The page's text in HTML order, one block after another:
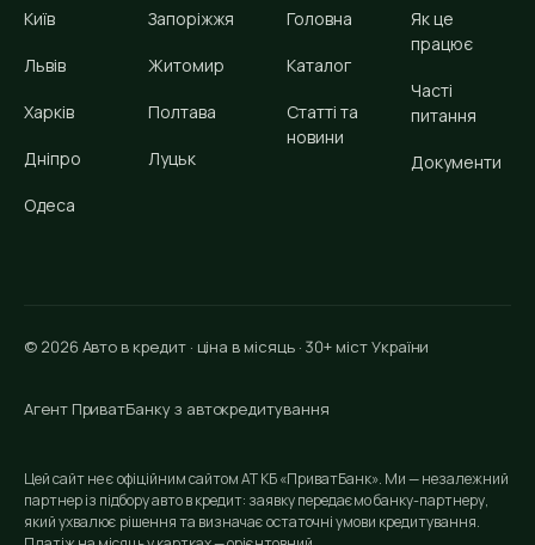
Київ
Львів
Харків
Дніпро
Одеса
Запоріжжя
Житомир
Полтава
Луцьк
Головна
Каталог
Статті та
новини
Як це
працює
Часті
питання
Документи
© 2026 Авто в кредит · ціна в місяць · 30+ міст України
Агент ПриватБанку з автокредитування
Цей сайт не є офіційним сайтом АТ КБ «ПриватБанк». Ми — незалежний
партнер із підбору авто в кредит: заявку передаємо банку-партнеру,
який ухвалює рішення та визначає остаточні умови кредитування.